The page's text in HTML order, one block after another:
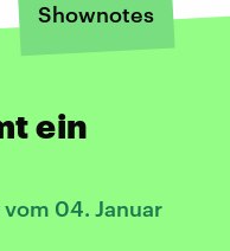
Shownotes
ein
04. Januar